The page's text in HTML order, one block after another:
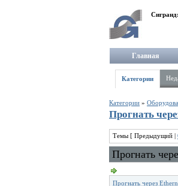
Сигранд:
Главная
Категории
Категории »
Прогнать
Темы [ Предыдущий |
Прогнать
Прогнать через